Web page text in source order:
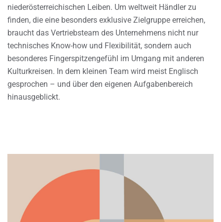
niederösterreichischen Leiben. Um weltweit Händler zu
finden, die eine besonders exklusive Zielgruppe erreichen,
braucht das Vertriebsteam des Unternehmens nicht nur
technisches Know-how und Flexibilität, sondern auch
besonderes Fingerspitzengefühl im Umgang mit anderen
Kulturkreisen. In dem kleinen Team wird meist Englisch
gesprochen – und über den eigenen Aufgabenbereich
hinausgeblickt.